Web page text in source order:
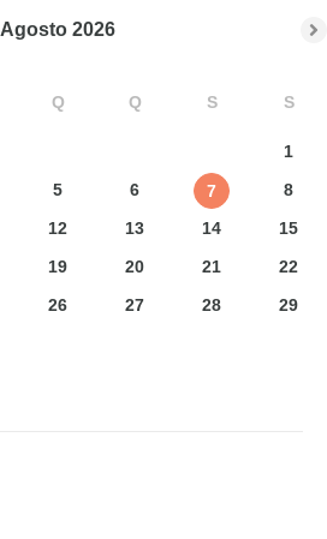
Agosto 2026
Q Q S S
1
5 6 7
8
12 13 14
15
19 20 21
22
26 27 28
29